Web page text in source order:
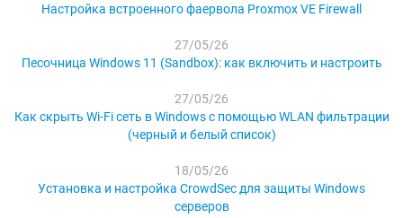
Настройка встроенного фаервола Proxmox VE Firewall
27/05/26
Песочница Windows 11 (Sandbox): как включить и настроить
27/05/26
Как скрыть Wi-Fi сеть в Windows с помощью WLAN фильтрации
(черный и белый список)
18/05/26
Установка и настройка CrowdSec для защиты Windows
серверов